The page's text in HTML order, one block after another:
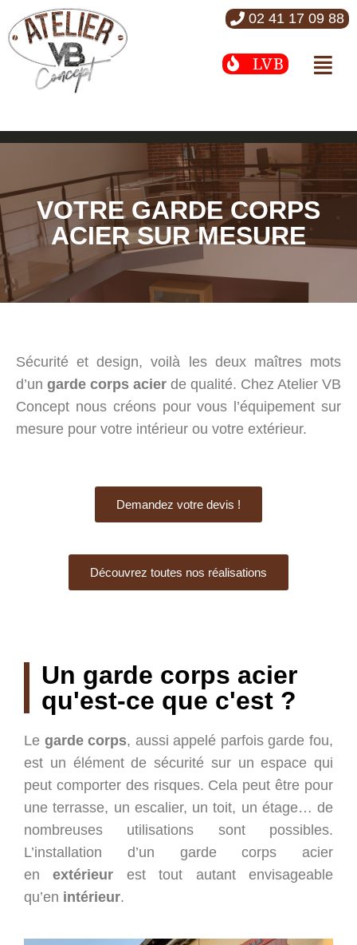
02 41 17 09 88
LVB
ESCALIERS
VERRIERES
GARDE CORPS
PORTAILS
MOBILIER SUR MESURE
PRÉSENTATION
VOTRE GARDE CORPS
ACIER SUR MESURE
Sécurité et design, voilà les deux maîtres mots
d’un garde corps acier de qualité. Chez Atelier VB
Concept nous créons pour vous l’équipement sur
mesure pour votre intérieur ou votre extérieur.
Demandez votre devis !
Découvrez toutes nos réalisations
Un garde corps acier
qu'est-ce que c'est ?
Le garde corps, aussi appelé parfois garde fou,
est un élément de sécurité sur un espace qui
peut comporter des risques. Cela peut être pour
une terrasse, un escalier, un toit, un étage… de
nombreuses utilisations sont possibles.
L’installation d’un garde corps acier
enextérieur est tout autant envisageable
qu’en intérieur.